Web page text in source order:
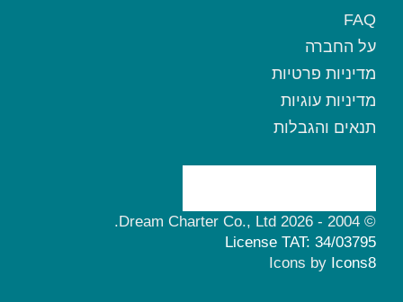
FAQ
על החברה
מדיניות פרטיות
מדיניות עוגיות
תנאים והגבלות
© 2004 - 2026 Dream Charter Co., Ltd.
License TAT: 34/03795
Icons by Icons8